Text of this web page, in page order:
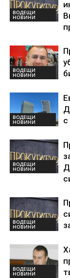
ВОДЕЩИ
НОВИНИ
ВОДЕЩИ
НОВИНИ
ВОДЕЩИ
НОВИНИ
с
ВОДЕЩИ
НОВИНИ
ВОДЕЩИ
НОВИНИ
ВОДЕЩИ
НОВИНИ